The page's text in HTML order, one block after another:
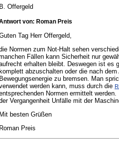
B. Offergeld
von: Roman Preis
Tag Herr Offergeld,
Normen zum Not-Halt sehen
Fällen kann Sicherheit nur
erhalten bleibt. Deswegen ist es
komplett abzuschalten oder die nach
Bewegungsenergie zu bremsen. Man
werden kann, muss durch die
Normen ermittelt
Vergangenheit Unfälle mit der
Mit besten Grüßen
Roman Preis